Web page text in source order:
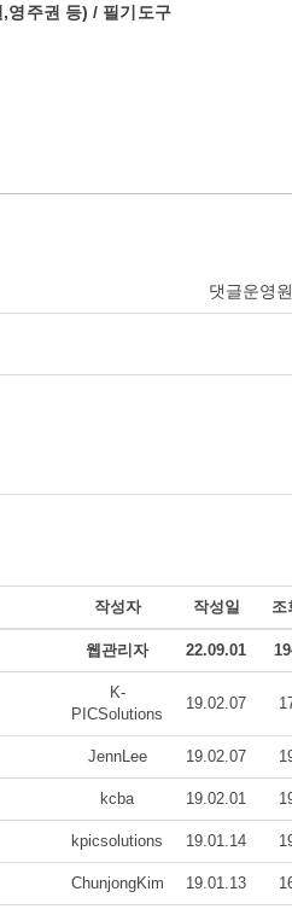
주권 등) / 필기도구
댓글운영
작성자 작성일 조
웹관리자 22.09.01
K-
PICSolutions
19.02.07
JennLee 19.02.07
kcba 19.02.01
kpicsolutions 19.01.14
ChunjongKim 19.01.13